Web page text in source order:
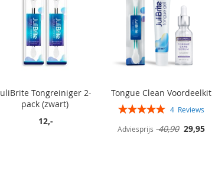
Tongreiniger 2-
pack (zwart)
12,-
Tongue Clean Voordeelkit
Rating:
4 Reviews
Adviesprijs 40,90 Speciale
29,95